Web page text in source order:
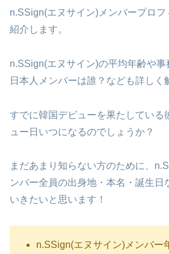
n.SSign(エヌサイン)メンバープロ
紹介します。
n.SSign(エヌサイン)の平均年齢や事
日本人メンバーは誰？なども詳し
すでに韓国デビューを果たしている
ュー日いつになるのでしょうか？
まだあまり知らない方のために、
ンバー全員の出身地・本名・誕生日
いきたいと思います！
n.SSign(エヌサイン)メンバー